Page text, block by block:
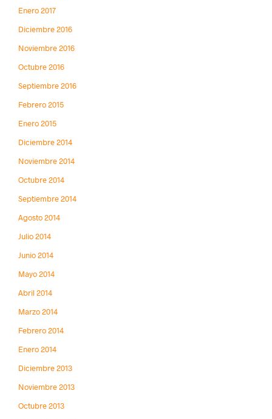
Enero 2017
Diciembre 2016
Noviembre 2016
Octubre 2016
Septiembre 2016
Febrero 2015
Enero 2015
Diciembre 2014
Noviembre 2014
Octubre 2014
Septiembre 2014
Agosto 2014
Julio 2014
Junio 2014
Mayo 2014
Abril 2014
Marzo 2014
Febrero 2014
Enero 2014
Diciembre 2013
Noviembre 2013
Octubre 2013